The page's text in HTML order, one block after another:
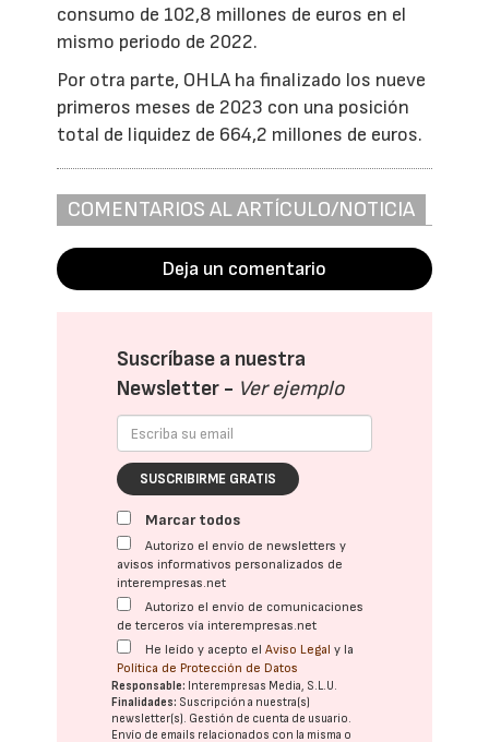
consumo de 102,8 millones de euros en el
mismo periodo de 2022.
Por otra parte, OHLA ha finalizado los nueve
primeros meses de 2023 con una posición
total de liquidez de 664,2 millones de euros.
COMENTARIOS AL ARTÍCULO/NOTICIA
Deja un comentario
Suscríbase a nuestra
Newsletter - Ver ejemplo
SUSCRIBIRME GRATIS
Marcar todos
Autorizo el envío de newsletters y
avisos informativos personalizados de
interempresas.net
Autorizo el envío de comunicaciones
de terceros vía interempresas.net
He leído y acepto elAviso Legal y la
Política de Protección de Datos
Responsable: Interempresas Media, S.L.U.
Finalidades: Suscripción a nuestra(s)
newsletter(s). Gestión de cuenta de usuario.
Envío de emails relacionados con la misma o